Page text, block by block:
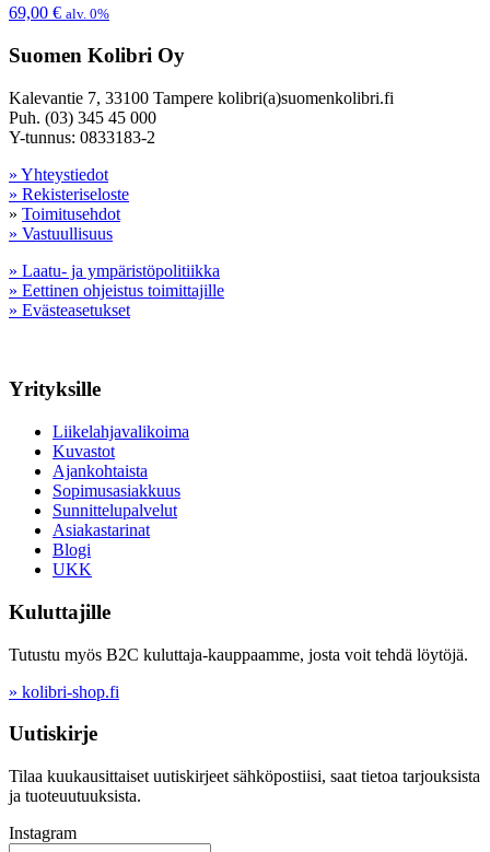
69,00 € alv. 0%
Suomen Kolibri Oy
Kalevantie 7, 33100 Tampere kolibri(a)suomenkolibri.fi
Puh. (03) 345 45 000
Y-tunnus: 0833183-2
» Yhteystiedot
» Rekisteriseloste
» Toimitusehdot
» Vastuullisuus
» Laatu- ja ympäristöpolitiikka
» Eettinen ohjeistus toimittajille
» Evästeasetukset
Yrityksille
Liikelahjavalikoima
Kuvastot
Ajankohtaista
Sopimusasiakkuus
Sunnittelupalvelut
Asiakastarinat
Blogi
UKK
Kuluttajille
Tutustu myös B2C kuluttaja-kauppaamme, josta voit tehdä löytöjä.
» kolibri-shop.fi
Uutiskirje
Tilaa kuukausittaiset uutiskirjeet sähköpostiisi, saat tietoa tarjouksista
ja tuoteuutuuksista.
Instagram